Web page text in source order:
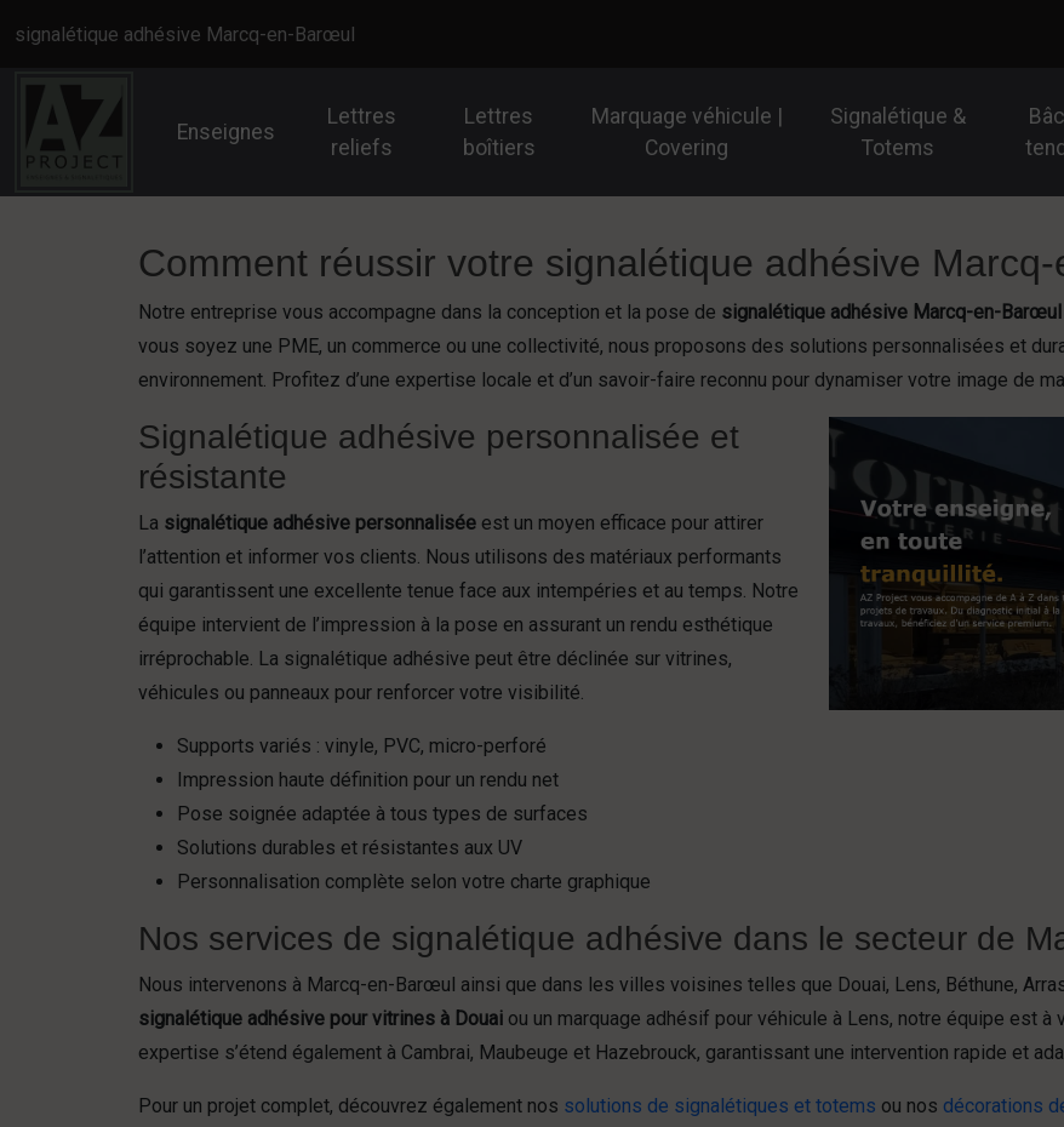
signalétique adhésive Marcq-en-Barœul
Enseignes
Lettres
reliefs
Lettres
boîtiers
Marquage véhicule |
Covering
Signalétique &
Totems
Comment réussir votre signalétique adhésive
Notre entreprise vous accompagne dans la conception et la pose de signalétique adhésive Marcq-en-Barœul
vous soyez une PME, un commerce ou une collectivité, nous proposons des solutions personnalisées et
environnement. Profitez d’une expertise locale et d’un savoir-faire reconnu pour dynamiser votre image de
Signalétique adhésive personnalisée et
résistante
La signalétique adhésive personnalisée est un moyen efficace pour attirer
l’attention et informer vos clients. Nous utilisons des matériaux performants
qui garantissent une excellente tenue face aux intempéries et au temps. Notre
équipe intervient de l’impression à la pose en assurant un rendu esthétique
irréprochable. La signalétique adhésive peut être déclinée sur vitrines,
véhicules ou panneaux pour renforcer votre visibilité.
Supports variés : vinyle, PVC, micro-perforé
Impression haute définition pour un rendu net
Pose soignée adaptée à tous types de surfaces
Solutions durables et résistantes aux UV
Personnalisation complète selon votre charte graphique
Nos services de signalétique adhésive dans le secteur de
Nous intervenons à Marcq-en-Barœul ainsi que dans les villes voisines telles que Douai, Lens, Béthune,
signalétique adhésive pour vitrines à Douai ou un marquage adhésif pour véhicule à Lens, notre équipe est
expertise s’étend également à Cambrai, Maubeuge et Hazebrouck, garantissant une intervention rapide et
Pour un projet complet, découvrez également nos solutions de signalétiques et totems ou nos décorations